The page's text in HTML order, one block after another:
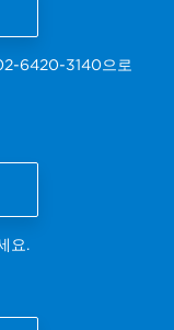
6420-3140으로
요.